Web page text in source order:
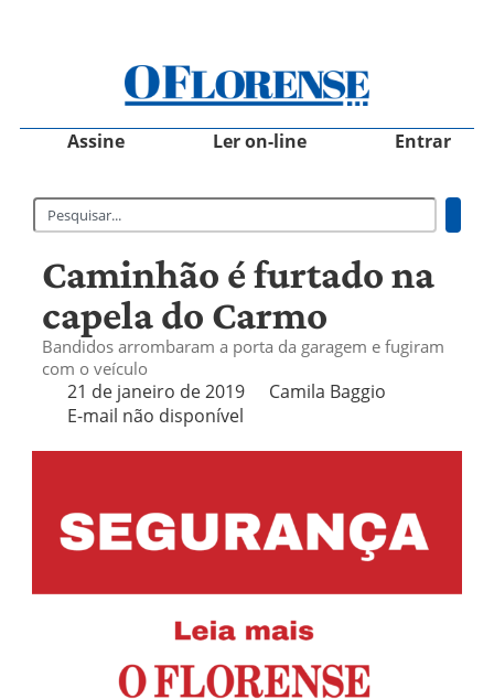
Assine Ler on-line Entrar
Caminhão é furtado na
capela do Carmo
Bandidos arrombaram a porta da garagem e fugiram
com o veículo
21 de janeiro de 2019
Camila Baggio
E-mail não disponível